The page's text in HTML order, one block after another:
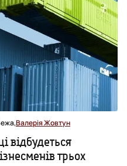
Валерія Жовтун
відбудеться
трьох